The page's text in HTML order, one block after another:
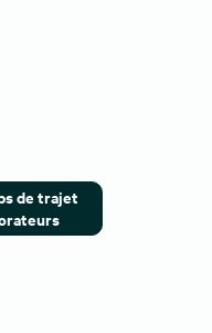
de trajet